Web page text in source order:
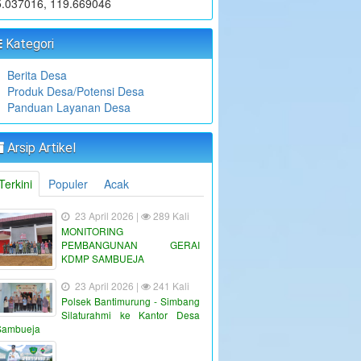
Kategori
Berita Desa
Produk Desa/Potensi Desa
Panduan Layanan Desa
Arsip Artikel
Populer Acak
23 April 2026 |
289 Kali
MONITORING
PEMBANGUNAN GERAI
KDMP SAMBUEJA
23 April 2026 |
241 Kali
Polsek Bantimurung - Simbang
Silaturahmi ke Kantor Desa